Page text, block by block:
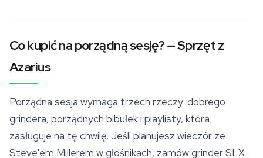
Co kupić na porządną sesję? — Sprzęt z
Azarius
Porządna sesja wymaga trzech rzeczy: dobrego
grindera, porządnych bibułek i playlisty, która
zasługuje na tę chwilę. Jeśli planujesz wieczór ze
Steve'em Millerem w głośnikach, zamów grinder SLX